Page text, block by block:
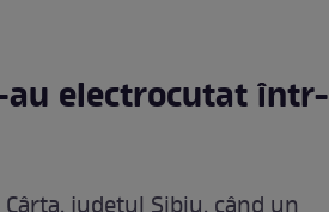
electrocutat într-